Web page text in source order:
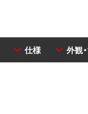
仕様 外観